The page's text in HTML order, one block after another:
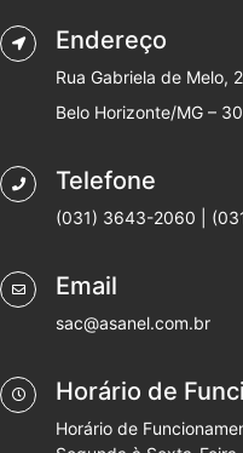
Endereço
Rua Gabriela de Melo,
Belo Horizonte/MG –
Telefone
(031) 3643-2060 |
Email
sac@asanel.com.br
Horário de
Horário de